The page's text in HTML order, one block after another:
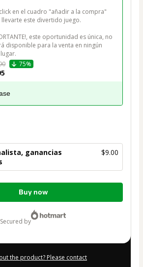
en el cuadro "añadir a la compra"
llevarte este divertido juego.
este oportunidad es única, no
disponible para la venta en ningún
75%
ganancias
$9.00
Buy now
secured by
the product? Please contact